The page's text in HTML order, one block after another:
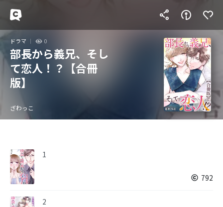
ドラマ 0
部長から義兄、そし
て恋人！？【合冊
版】
ざわっこ
1
792
2